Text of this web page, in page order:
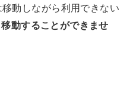
動しながら利用できない
動することができませ